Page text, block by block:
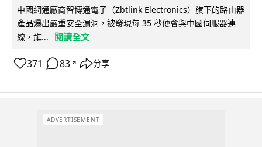
中國網通廠商智博通電子（Zbtlink Electronics）旗下的路由器
產品爆出嚴重安全漏洞，被發現每 35 秒便會與中國伺服器連
線，旗...
閱讀全文
371 83 ↗ 分享
ADVERTISEMENT